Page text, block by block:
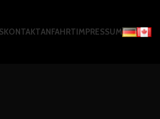
KONTAKTANFAHRTIMPRESSUM